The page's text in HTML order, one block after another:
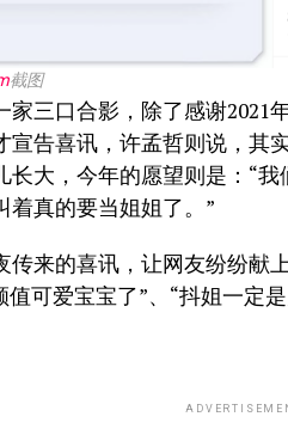
截图
家三口合影，除了感谢2021
宣告喜讯，许孟哲则说，其
大，今年的愿望则是：“
着真的要当姐姐了。”
传来的喜讯，让网友纷纷献
值可爱宝宝了”、“抖姐一定